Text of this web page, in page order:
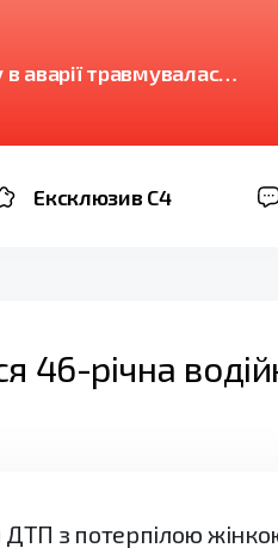
аварії травмувалася
Ексклюзив C4
46-річна
ДТП з потерпілою